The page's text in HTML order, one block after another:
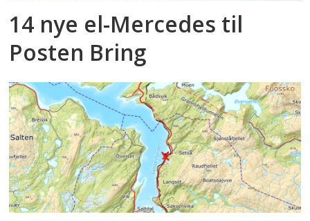
14 nye el-Mercedes til
Posten Bring